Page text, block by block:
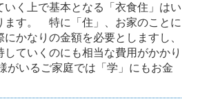
いく上で基本となる「衣食住」はい
ます。 特に「住」、お家のことに
かなりの金額を必要としますし、
ていくのにも相当な費用がかかり
がいるご家庭では「学」にもお金